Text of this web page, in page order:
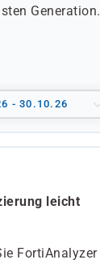
Generation.
- 30.10.26
leicht
FortiAnalyzer